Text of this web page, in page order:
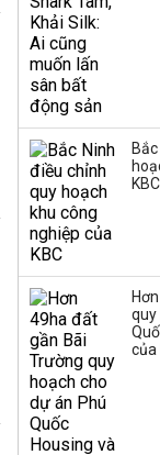
KBC
quy
của